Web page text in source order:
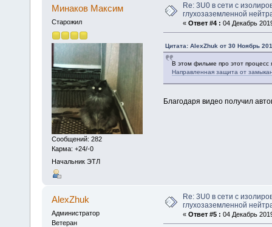
Минаков Максим
Старожил
Сообщений: 282
Карма: +24/-0
Начальник ЭТЛ
Re: 3U0 в сети с
глухозаземленной
« Ответ #4 : 04 Декабрь
Цитата: AlexZhuk от 30 Ноябрь
В этом фильме про этот процесс
Направленная защита от
Благодаря видео получил
AlexZhuk
Администратор
Ветеран
Re: 3U0 в сети с
глухозаземленной
« Ответ #5 : 04 Декабрь